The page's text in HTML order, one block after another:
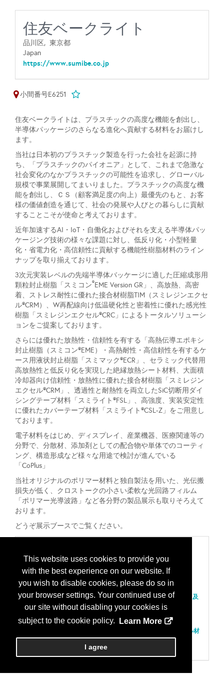
This website uses cookies to provide you
with the best experience on our website. If
you wish to disable cookies, please do so in
your browser settings. Your continued use of
our site without disabling your cookies is
subject to the cookie policy.
Learn More
I agree
住友ベークライト
品川区, 東京都
Japan
https://www.sumibe.co.jp
小間番号E6251
住友ベークライトは、プラスチックの高度な機能を創出し、
半導体パッケージのさらなる進化へ貢献する材料をお届けし
ます。
当社は日本初のプラスチック製造を行った会社を起源に持
ち、「プラスチックのパイオニア」として、これまで急激な
社会変化のなかプラスチックの可能性を追求し、グローバル
規模で事業展開してまいりました。プラスチックの高度な機
能を創出し、ＣＳ（顧客満足度の向上）最優先のもと、お客
様の価値創造を通じて、社会の発展や人びとの暮らしに貢献
することこそが使命と考えております。
近年加速するAI・IoT・自働化およびそれを支える半導体パッ
ケージング技術の様々な課題に対し、低反り化・小型軽量
化・省電力化・高信頼性に貢献する機能性樹脂材料のライン
ナップを取り揃えております。
3次元実装レベルの先端半導体バッケージに適した圧縮成形用
顆粒封止樹脂「スミコン®EME Version GR」、高放熱、高密
着、ストレス耐性に優れた接合材樹脂TIM（スミレジンエクセ
ル®CRM）、W再配線向け低温硬化性と密着性に優れた感光性
樹脂「スミレジンエクセル®CRC」によるトータルソリューシ
ョンをご提案しております。
さらには優れた放熱性・信頼性を有する「高熱伝導エポキシ
封止樹脂（スミコン®EME）・高熱耐性・高信頼性を有するケ
ース用液状封止樹脂「スミマック®ECR」、セラミック代替用
高放熱性と低反り化を実現した絶縁放熱シート材料、大面積
冷却器向け信頼性・放熱性に優れた接合材樹脂「スミレジン
エクセル®CRM」、透過性と耐熱性を両立したSiC切断用ダイ
シングテープ材料「スミライト®FSL」、高強度、実装安定性
に優れたカバーテープ材料「スミライト®CSL-Z」をご用意し
ております。
電子材料をはじめ、ディスプレイ、産業機器、医療関連等の
分野で、分散材、添加剤としての配合物や単体でのコーティ
ング、構造形成など様々な用途で検討が進んでいる
「CoPlus」
当社オリジナルのポリマー材料と独自製法を用いた、光伝搬
損失が低く、クロストークの小さい柔軟な光回路フィルム
「ポリマー光導波路」など各分野の製品展示も取りそろえて
おります。
どうぞ展示ブースでご覧ください。
300 材料、組み立て
パッケージ；セラミック及びその他の高温コンパウンド
パッケージ；プラスチック
パッケージ基板；ラミネート/フィルムベース
ボンデング；結線材料-ワイヤ；リボン/テープ；キャピラリ及
びツール
厚膜ペースト；材料
接合；エポキシ/ダイアタッチコンパウンド/アンダーフィル材
料、導電材と非導電材
薄膜；絶縁フィルム材